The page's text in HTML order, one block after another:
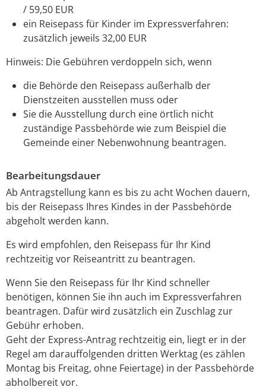
/ 59,50 EUR
ein Reisepass für Kinder im Expressverfahren:
zusätzlich jeweils 32,00 EUR
Hinweis: Die Gebühren verdoppeln sich, wenn
die Behörde den Reisepass außerhalb der
Dienstzeiten ausstellen muss oder
Sie die Ausstellung durch eine örtlich nicht
zuständige Passbehörde wie zum Beispiel die
Gemeinde einer Nebenwohnung beantragen.
Bearbeitungsdauer
Ab Antragstellung kann es bis zu acht Wochen dauern,
bis der Reisepass Ihres Kindes in der Passbehörde
abgeholt werden kann.
Es wird empfohlen, den Reisepass für Ihr Kind
rechtzeitig vor Reiseantritt zu beantragen.
Wenn Sie den Reisepass für Ihr Kind schneller
benötigen, können Sie ihn auch im Expressverfahren
beantragen. Dafür wird zusätzlich ein Zuschlag zur
Gebühr erhoben.
Geht der Express-Antrag rechtzeitig ein, liegt er in der
Regel am darauffolgenden dritten Werktag (es zählen
Montag bis Freitag, ohne Feiertage) in der Passbehörde
abholbereit vor.